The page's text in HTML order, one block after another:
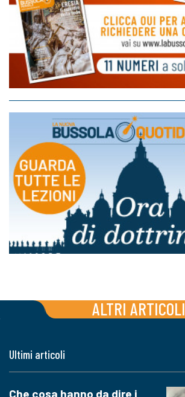
ALTRI ARTICOLI
Ultimi articoli
Che cosa hanno da dire i